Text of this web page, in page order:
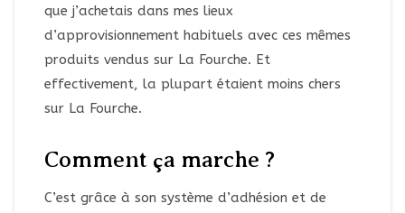
que j’achetais dans mes lieux
d’approvisionnement habituels avec ces mêmes
produits vendus sur La Fourche. Et
effectivement, la plupart étaient moins chers
sur La Fourche.
Comment ça marche ?
C’est grâce à son système d’adhésion et de